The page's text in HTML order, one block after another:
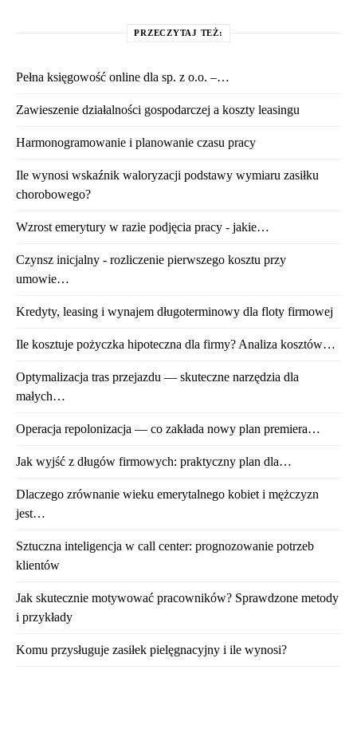
PRZECZYTAJ TEŻ:
Pełna księgowość online dla sp. z o.o. –…
Zawieszenie działalności gospodarczej a koszty leasingu
Harmonogramowanie i planowanie czasu pracy
Ile wynosi wskaźnik waloryzacji podstawy wymiaru zasiłku
chorobowego?
Wzrost emerytury w razie podjęcia pracy - jakie…
Czynsz inicjalny - rozliczenie pierwszego kosztu przy
umowie…
Kredyty, leasing i wynajem długoterminowy dla floty firmowej
Ile kosztuje pożyczka hipoteczna dla firmy? Analiza kosztów…
Optymalizacja tras przejazdu — skuteczne narzędzia dla
małych…
Operacja repolonizacja — co zakłada nowy plan premiera…
Jak wyjść z długów firmowych: praktyczny plan dla…
Dlaczego zrównanie wieku emerytalnego kobiet i mężczyzn
jest…
Sztuczna inteligencja w call center: prognozowanie potrzeb
klientów
Jak skutecznie motywować pracowników? Sprawdzone metody
i przykłady
Komu przysługuje zasiłek pielęgnacyjny i ile wynosi?